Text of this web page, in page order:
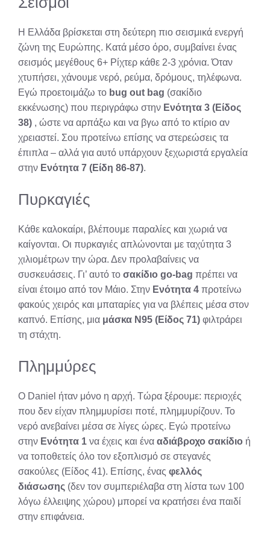
Η Ελλάδα βρίσκεται στη δεύτερη πιο σεισμικά ενεργή
ζώνη της Ευρώπης. Κατά μέσο όρο, συμβαίνει ένας
σεισμός μεγέθους 6+ Ρίχτερ κάθε 2-3 χρόνια. Όταν
χτυπήσει, χάνουμε νερό, ρεύμα, δρόμους, τηλέφωνα.
Εγώ προετοιμάζω το bug out bag (σακίδιο
εκκένωσης) που περιγράφω στην Ενότητα 3 (Είδος
38) , ώστε να αρπάξω και να βγω από το κτίριο αν
χρειαστεί. Σου προτείνω επίσης να στερεώσεις τα
έπιπλα – αλλά για αυτό υπάρχουν ξεχωριστά εργαλεία
στην Ενότητα 7 (Είδη 86-87).
Πυρκαγιές
Κάθε καλοκαίρι, βλέπουμε παραλίες και χωριά να
καίγονται. Οι πυρκαγιές απλώνονται με ταχύτητα 3
χιλιομέτρων την ώρα. Δεν προλαβαίνεις να
συσκευάσεις. Γι’ αυτό το σακίδιο go-bag πρέπει να
είναι έτοιμο από τον Μάιο. Στην Ενότητα 4 προτείνω
φακούς χειρός και μπαταρίες για να βλέπεις μέσα στον
καπνό. Επίσης, μια μάσκα N95 (Είδος 71) φιλτράρει
τη στάχτη.
Πλημμύρες
Ο Daniel ήταν μόνο η αρχή. Τώρα ξέρουμε: περιοχές
που δεν είχαν πλημμυρίσει ποτέ, πλημμυρίζουν. Το
νερό ανεβαίνει μέσα σε λίγες ώρες. Εγώ προτείνω
στην Ενότητα 1 να έχεις και ένα αδιάβροχο σακίδιο ή
να τοποθετείς όλο τον εξοπλισμό σε στεγανές
σακούλες (Είδος 41). Επίσης, ένας φελλός
διάσωσης (δεν τον συμπεριέλαβα στη λίστα των 100
λόγω έλλειψης χώρου) μπορεί να κρατήσει ένα παιδί
στην επιφάνεια.